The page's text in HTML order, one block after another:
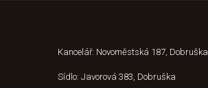
Kancelář: Novoměstská 187, Dobruška
Sídlo: Javorová 383, Dobruška